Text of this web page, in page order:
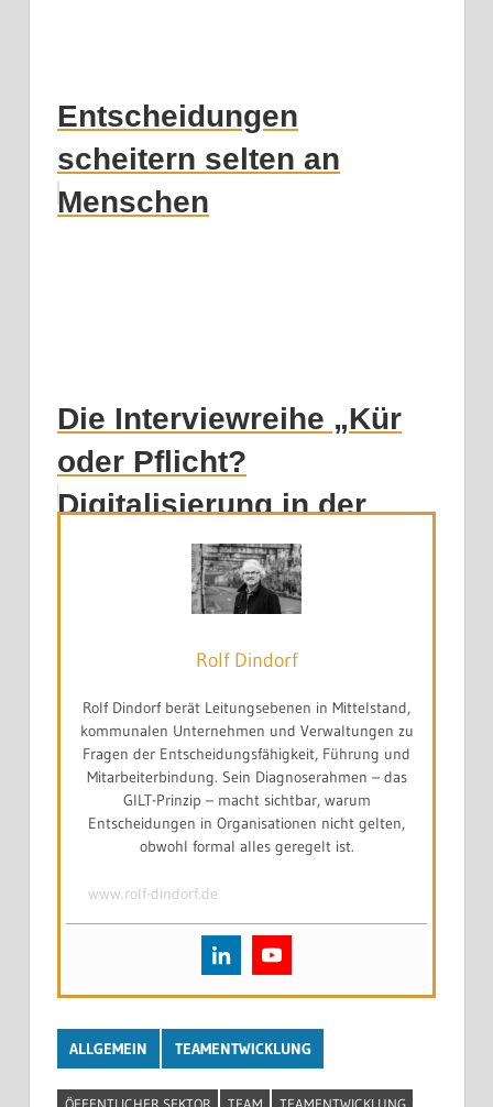
Entscheidungen
scheitern selten an
Menschen
Die Interviewreihe „Kür
oder Pflicht?
Digitalisierung in der
Kommunalverwaltung“ –
heute mit Dr. Mic...
Rolf Dindorf
Rolf Dindorf berät Leitungsebenen in Mittelstand,
kommunalen Unternehmen und Verwaltungen zu
Fragen der Entscheidungsfähigkeit, Führung und
Mitarbeiterbindung. Sein Diagnoserahmen – das
GILT-Prinzip – macht sichtbar, warum
Entscheidungen in Organisationen nicht gelten,
obwohl formal alles geregelt ist.
www.rolf-dindorf.de
ALLGEMEIN TEAMENTWICKLUNG